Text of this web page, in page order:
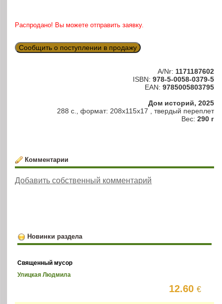
Распродано! Вы можете отправить заявку.
Сообщить о поступлении в продажу
A/Nr: 1171187602
ISBN: 978-5-0058-0379-5
EAN: 9785005803795
Дом историй, 2025
288 c., формат: 208x115x17 , твердый переплет
Вес: 290 г
Комментарии
Добавить собственный комментарий
Новинки раздела
Священный мусор
Улицкая Людмила
12.60€